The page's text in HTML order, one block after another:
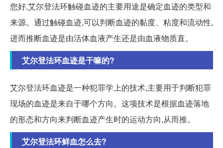
您好,艾尔登法环触碰血迹的主要用途是确定血迹的类型和
来源。通过触碰血迹,可以判断血迹的黏度、粘度和流动性,
进而推断血迹是由活体血液产生还是由血液物质直。
艾尔登法环血迹是干嘛的?
艾尔登法环血迹是一种犯罪学上的技术,主要用于判断犯罪
现场的血迹是来自于哪个方向。这项技术是根据血迹落地
的形态和方向来判断血迹产生时的运动方向,从而推。
艾尔登法环鲜血怎么去?